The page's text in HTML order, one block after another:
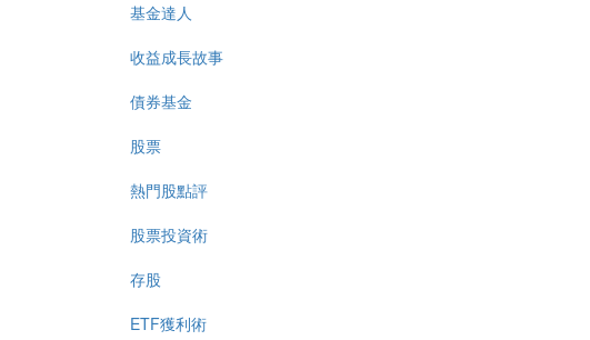
基金達人
收益成長故事
債券基金
股票
熱門股點評
股票投資術
存股
ETF獲利術